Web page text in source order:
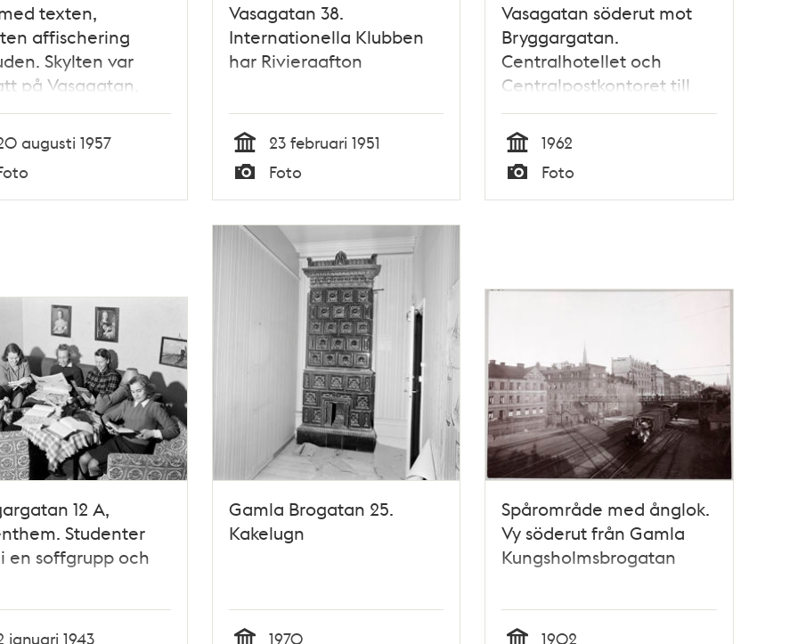
texten,
affischering
Skylten var
på Vasagatan,
Bryggargatan och
Brogatan. Skylten
diskuteras av
fotgängare
augusti 1957
Vasagatan 38.
Internationella Klubben
har Rivieraafton
Tid
23 februari 1951
Typ
Foto
Vasagatan söderut mot
Bryggargatan.
Centralhotellet och
Centralpostkontoret till
vänster
Tid
1962
Typ
Foto
12 A,
Studenter
en soffgrupp och
januari 1943
Gamla Brogatan 25.
Kakelugn
1970
Spårområde med ånglok.
Vy söderut från Gamla
Kungsholmsbrogatan
1902